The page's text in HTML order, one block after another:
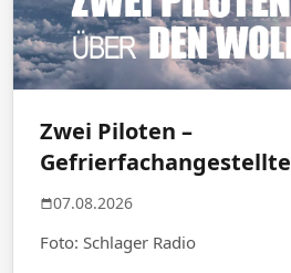
Zwei Piloten –
Gefrierfachangestellte
07.08.2026
Foto: Schlager Radio